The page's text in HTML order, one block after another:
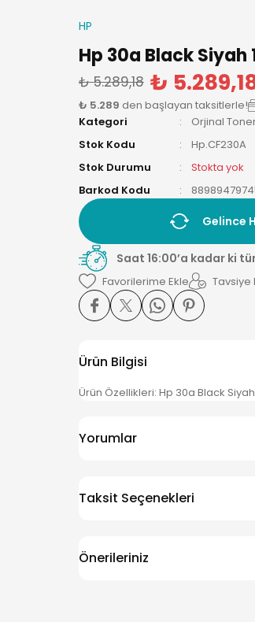
HP
Hp 30a Black Siyah
₺ 5.289,18 ₺
₺ 5.289 den başlayan taksitlerle!
Kategori
Orjinal
Stok Kodu
Hp.CF230A
Stok Durumu
Stokta yok
Barkod Kodu
Gelince
Saat 16:00’a kadar ki
Tavsiye
Ürün Bilgisi
Ürün Özellikleri: Hp 30a Black
Yorumlar
Taksit Seçenekleri
Önerileriniz